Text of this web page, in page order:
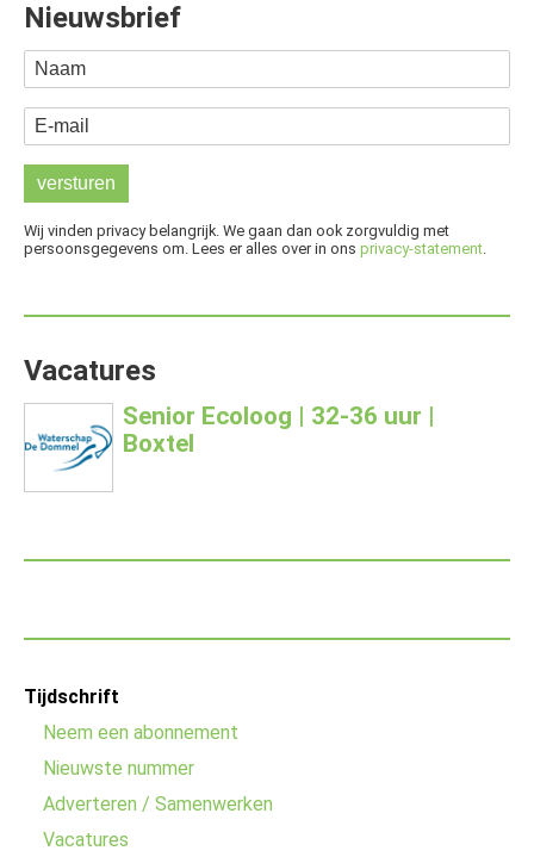
Nieuwsbrief
Naam
E-mail
Wij vinden privacy belangrijk. We gaan dan ook zorgvuldig met
persoonsgegevens om. Lees er alles over in ons privacy-statement.
Vacatures
Senior Ecoloog | 32-36 uur |
Boxtel
Footer
menu
Tijdschrift
Neem een abonnement
Nieuwste nummer
Adverteren / Samenwerken
Vacatures